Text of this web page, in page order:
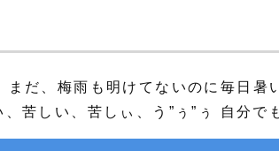
だ、梅雨も明けてないのに毎日
苦しい、苦しぃ、う”ぅ”ぅ 自分